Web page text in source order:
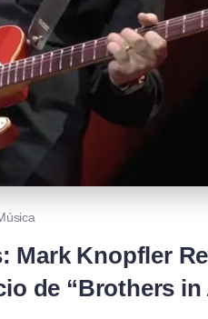
Mark Knopfler
de “Brothers in